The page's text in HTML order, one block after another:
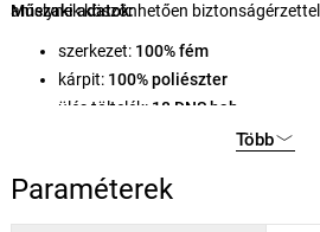
amelynek köszönhetően
Műszaki adatok:
szerkezet: 100% fém
kárpit: 100% poliészter
ülés töltelék: 18 DNS hab
könnyen tisztítható
a szék méretei:szélesség 50 cm,
teljes méretek:szélesség 110 cm,
Több
Paraméterek